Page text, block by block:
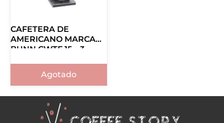
CAFETERA DE
AMERICANO MARCA
BUNN CWTF 15 – 3
Agotado